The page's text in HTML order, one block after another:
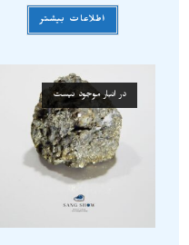
اطلاعات بیشتر
در انبار موجود نیست